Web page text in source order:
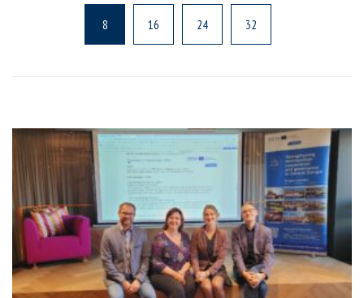
8 16 24 32